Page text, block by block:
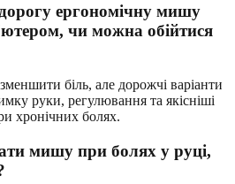
ергономічну мишу
чи можна обійтися
біль, але дорожчі варіанти
руки, регулювання та якісніші
хронічних болях.
мишу при болях у руці,